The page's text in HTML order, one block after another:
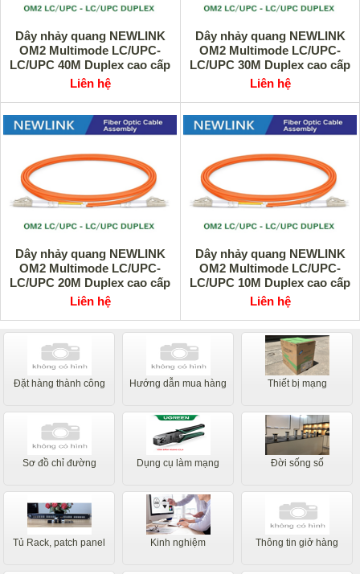
Dây nhảy quang NEWLINK
OM2 Multimode LC/UPC-
LC/UPC 40M Duplex cao cấp
Liên hệ
Dây nhảy quang NEWLINK
OM2 Multimode LC/UPC-
LC/UPC 30M Duplex cao cấp
Liên hệ
Dây nhảy quang NEWLINK
OM2 Multimode LC/UPC-
LC/UPC 20M Duplex cao cấp
Liên hệ
Dây nhảy quang NEWLINK
OM2 Multimode LC/UPC-
LC/UPC 10M Duplex cao cấp
Liên hệ
Đặt hàng thành công Hướng dẫn mua hàng Thiết bị mạng
Sơ đồ chỉ đường Dụng cụ làm mạng Đời sống số
Tủ Rack, patch panel Kinh nghiệm Thông tin giở hàng